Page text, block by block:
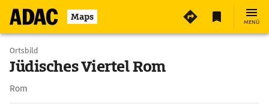
Maps MENÜ
Ortsbild
Jüdisches Viertel Rom
Rom